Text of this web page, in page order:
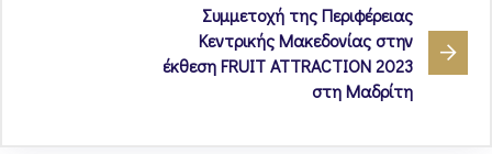
Συμμετοχή της Περιφέρειας
Κεντρικής Μακεδονίας στην
έκθεση FRUIT ATTRACTION 2023
στη Μαδρίτη